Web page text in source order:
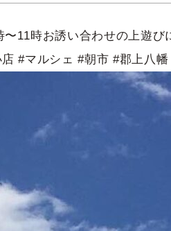
11時お誘い合わせの上遊
#マルシェ #朝市 #郡上八幡